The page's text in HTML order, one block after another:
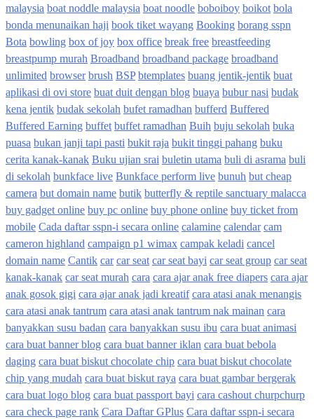
malaysia boat noddle malaysia boat noodle boboiboy boikot bola
bonda menunaikan haji book tiket wayang Booking borang sspn
Bota bowling box of joy box office break free breastfeeding
breastpump murah Broadband broadband package broadband
unlimited browser brush BSP btemplates buang jentik-jentik buat
aplikasi di ovi store buat duit dengan blog buaya bubur nasi budak
kena jentik budak sekolah bufet ramadhan bufferd Buffered
Buffered Earning buffet buffet ramadhan Buih buju sekolah buka
puasa bukan janji tapi pasti bukit raja bukit tinggi pahang buku
cerita kanak-kanak Buku ujian srai buletin utama buli di asrama buli
di sekolah bunkface live Bunkface perform live bunuh but cheap
camera but domain name butik butterfly & reptile sanctuary malacca
buy gadget online buy pc online buy phone online buy ticket from
mobile Cada daftar sspn-i secara online calamine calendar cam
cameron highland campaign p1 wimax campak keladi cancel
domain name Cantik car car seat car seat bayi car seat group car seat
kanak-kanak car seat murah cara cara ajar anak free diapers cara ajar
anak gosok gigi cara ajar anak jadi kreatif cara atasi anak menangis
cara atasi anak tantrum cara atasi anak tantrum nak mainan cara
banyakkan susu badan cara banyakkan susu ibu cara buat animasi
cara buat banner blog cara buat banner iklan cara buat bebola
daging cara buat biskut chocolate chip cara buat biskut chocolate
chip yang mudah cara buat biskut raya cara buat gambar bergerak
cara buat logo blog cara buat passport bayi cara cashout churpchurp
cara check page rank Cara Daftar GPlus Cara daftar sspn-i secara